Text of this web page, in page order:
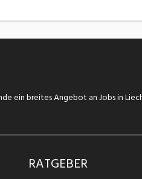
ein breites Angebot an Jobs in
RATGEBER